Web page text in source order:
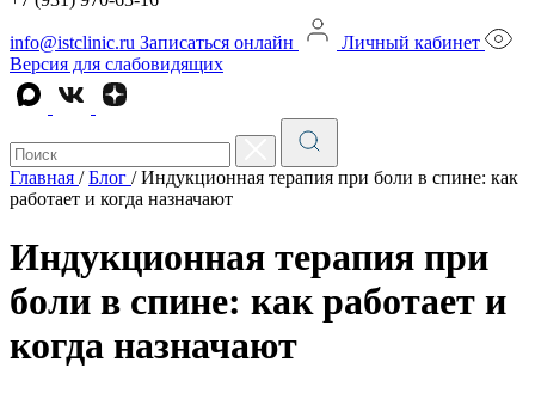
info@istclinic.ru Записаться онлайн
Личный кабинет
Версия для слабовидящих
Главная / Блог / Индукционная терапия при боли в спине: как
работает и когда назначают
Индукционная терапия при
боли в спине: как работает и
когда назначают